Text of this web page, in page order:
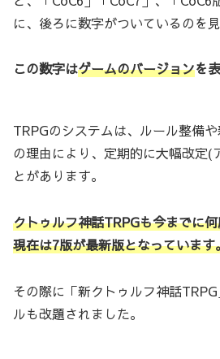
に、後ろに数字がついているのを
この数字はゲームのバージョンを
TRPGのシステムは、ルール整備
の理由により、定期的に大幅改定(
とがあります。
クトゥルフ神話TRPGも今までに
現在は7版が最新版となっています
その際に「新クトゥルフ神話
ルも改題されました。